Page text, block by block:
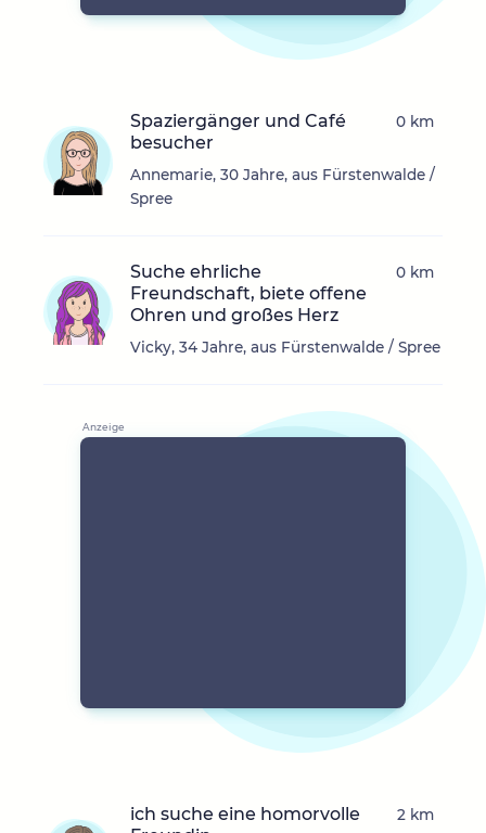
Spaziergänger und Café
besucher
Annemarie, 30 Jahre, aus Fürstenwalde /
Spree
0 km
Suche ehrliche
Freundschaft, biete offene
Ohren und großes Herz
Vicky, 34 Jahre, aus Fürstenwalde / Spree
0 km
ich suche eine homorvolle
2 km